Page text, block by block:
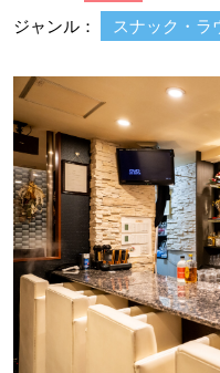
ジャンル： スナック・ラ